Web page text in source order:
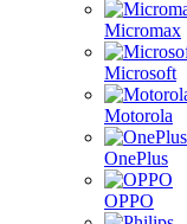
Micromax
Microsoft
Motorola
OnePlus
OPPO